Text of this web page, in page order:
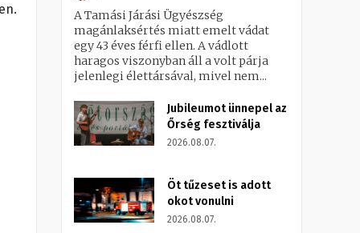
A Tamási Járási Ügyészség
magánlaksértés miatt emelt vádat
egy 43 éves férfi ellen. A vádlott
haragos viszonyban áll a volt párja
jelenlegi élettársával, mivel nem...
Jubileumot ünnepel az
Őrség fesztiválja
2026.08.07.
Öt tűzeset is adott
okot vonulni
2026.08.07.